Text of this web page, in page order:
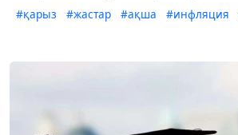
#қарыз #жастар #ақша #инфляция